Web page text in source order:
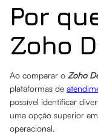
Por
Zoho
Ao comparar o Zoho
plataformas de
possível identificar
uma opção superior
operacional.